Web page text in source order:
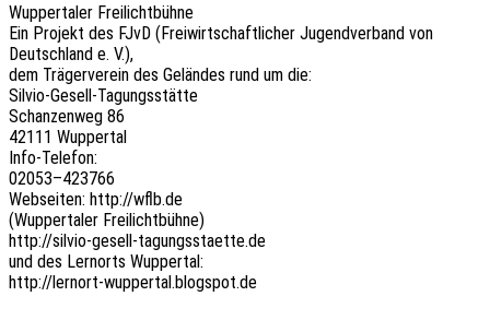
Wupper­ta­ler Freilichtbühne
Ein Projekt des FJvD (Frei­wirt­schaft­li­cher Jugend­ver­band von
Deutsch­land e. V.),
dem Träger­ver­ein des Gelän­des rund um die:
Silvio-Gesell-Tagungsstätte
Schan­zen­weg 86
42111 Wuppertal
Info-Telefon:
02053–423766
Websei­ten: http://wflb.de
(Wupper­ta­ler Freilichtbühne)
http://silvio-gesell-tagungsstaette.de
und des Lern­orts Wuppertal:
http://lernort-wuppertal.blogspot.de